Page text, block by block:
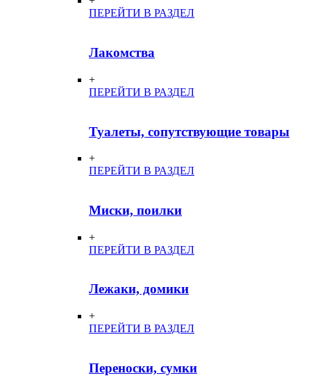
ПЕРЕЙТИ В РАЗДЕЛ
Лакомства
+
ПЕРЕЙТИ В РАЗДЕЛ
Туалеты, сопутствующие товары
+
ПЕРЕЙТИ В РАЗДЕЛ
Миски, поилки
+
ПЕРЕЙТИ В РАЗДЕЛ
Лежаки, домики
+
ПЕРЕЙТИ В РАЗДЕЛ
Переноски, сумки